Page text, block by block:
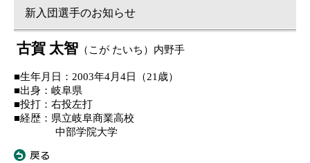
新入団選手のお知らせ
古賀 太智 （こが たいち）内野手
■生年月日： 2003年4月 4日（21 歳）
■出身：岐阜県
■投打：右投左打
■経歴：県立岐阜商業高校
中部学院大学